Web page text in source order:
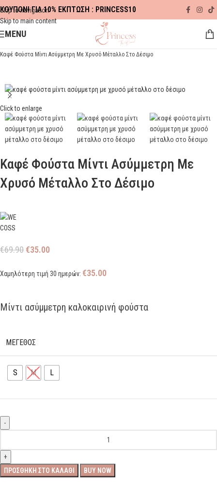
Skip to navigation
Skip to main content
ΚΟΥΠΟΝΙ ΓΙΑ 10% ΕΚΠΤΩΣΗ : PRINCESS10
MENU
SPRING-SUMMER
Καφέ Φούστα Μίντι Ασύμμετρη Με Χρυσό Μέταλλο Στο Δέσιμο
Click to enlarge
Καφέ Φούστα Μίντι Ασύμμετρη Με
Χρυσό Μέταλλο Στο Δέσιμο
€69.90€35.00
Χαμηλότερη τιμή 30 ημερών: €35.00
Μίντι ασύμμετρη καλοκαιρινή φούστα
ΜΕΓΕΘΟΣ
S M L
ΠΡΟΣΘΉΚΗ ΣΤΟ ΚΑΛΆΘΙ BUY NOW